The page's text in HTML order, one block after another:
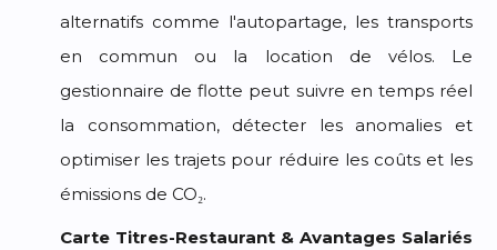
alternatifs comme l'autopartage, les transports
en commun ou la location de vélos. Le
gestionnaire de flotte peut suivre en temps réel
la consommation, détecter les anomalies et
optimiser les trajets pour réduire les coûts et les
émissions de CO₂.
Carte Titres-Restaurant & Avantages Salariés